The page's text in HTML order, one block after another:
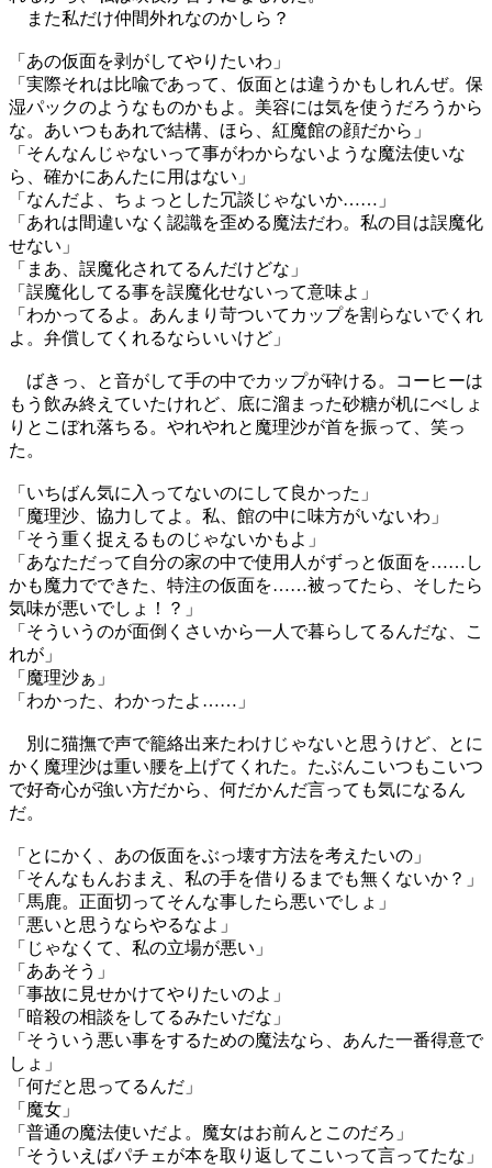
また私だけ仲間外れなのかしら？
「あの仮面を剥がしてやりたいわ」
「実際それは比喩であって、仮面とは違うかもしれんぜ。保
湿パックのようなものかもよ。美容には気を使うだろうから
な。あいつもあれで結構、ほら、紅魔館の顔だから」
「そんなんじゃないって事がわからないような魔法使いな
ら、確かにあんたに用はない」
「なんだよ、ちょっとした冗談じゃないか……」
「あれは間違いなく認識を歪める魔法だわ。私の目は誤魔化
せない」
「まあ、誤魔化されてるんだけどな」
「誤魔化してる事を誤魔化せないって意味よ」
「わかってるよ。あんまり苛ついてカップを割らないでくれ
よ。弁償してくれるならいいけど」
ばきっ、と音がして手の中でカップが砕ける。コーヒーは
もう飲み終えていたけれど、底に溜まった砂糖が机にべしょ
りとこぼれ落ちる。やれやれと魔理沙が首を振って、笑っ
た。
「いちばん気に入ってないのにして良かった」
「魔理沙、協力してよ。私、館の中に味方がいないわ」
「そう重く捉えるものじゃないかもよ」
「あなただって自分の家の中で使用人がずっと仮面を……し
かも魔力でできた、特注の仮面を……被ってたら、そしたら
気味が悪いでしょ！？」
「そういうのが面倒くさいから一人で暮らしてるんだな、こ
れが」
「魔理沙ぁ」
「わかった、わかったよ……」
別に猫撫で声で籠絡出来たわけじゃないと思うけど、とに
かく魔理沙は重い腰を上げてくれた。たぶんこいつもこいつ
で好奇心が強い方だから、何だかんだ言っても気になるん
だ。
「とにかく、あの仮面をぶっ壊す方法を考えたいの」
「そんなもんおまえ、私の手を借りるまでも無くないか？」
「馬鹿。正面切ってそんな事したら悪いでしょ」
「悪いと思うならやるなよ」
「じゃなくて、私の立場が悪い」
「ああそう」
「事故に見せかけてやりたいのよ」
「暗殺の相談をしてるみたいだな」
「そういう悪い事をするための魔法なら、あんた一番得意で
しょ」
「何だと思ってるんだ」
「魔女」
「普通の魔法使いだよ。魔女はお前んとこのだろ」
「そういえばパチェが本を取り返してこいって言ってたな」